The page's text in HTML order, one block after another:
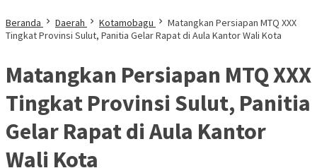
Beranda Daerah Kotamobagu
Matangkan Persiapan MTQ XXX
Tingkat Provinsi Sulut, Panitia Gelar Rapat di Aula Kantor Wali Kota
Matangkan Persiapan MTQ XXX
Tingkat Provinsi Sulut, Panitia
Gelar Rapat di Aula Kantor
Wali Kota